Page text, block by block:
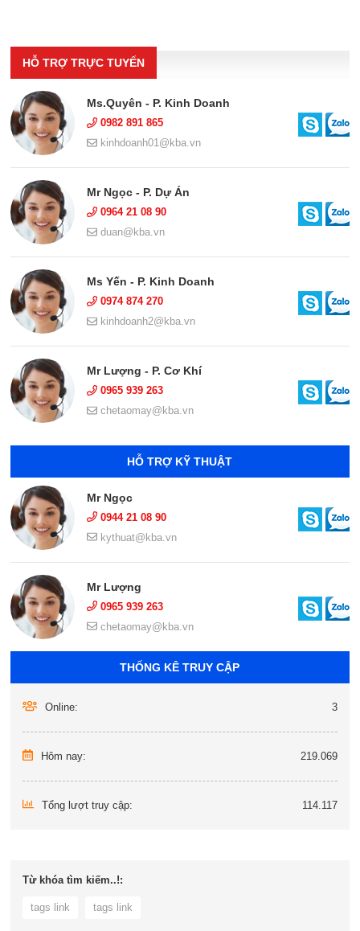
HỖ TRỢ TRỰC TUYẾN
Ms.Quyên - P. Kinh Doanh
0982 891 865
kinhdoanh01@kba.vn
Mr Ngọc - P. Dự Án
0964 21 08 90
duan@kba.vn
Ms Yến - P. Kinh Doanh
0974 874 270
kinhdoanh2@kba.vn
Mr Lượng - P. Cơ Khí
0965 939 263
chetaomay@kba.vn
HỖ TRỢ KỸ THUẬT
Mr Ngọc
0944 21 08 90
kythuat@kba.vn
Mr Lượng
0965 939 263
chetaomay@kba.vn
THỐNG KÊ TRUY CẬP
Online: 3
Hôm nay: 219.069
Tổng lượt truy cập: 114.117
Từ khóa tìm kiếm..!:
tags link tags link